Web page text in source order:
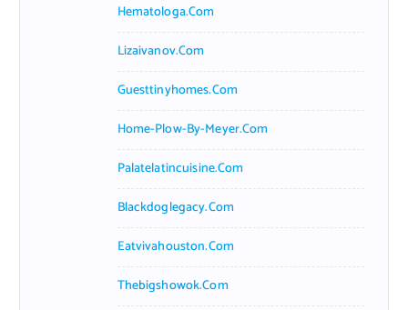
Hematologa.com
Lizaivanov.com
Guesttinyhomes.com
Home-Plow-By-Meyer.com
Palatelatincuisine.com
Blackdoglegacy.com
Eatvivahouston.com
Thebigshowok.com